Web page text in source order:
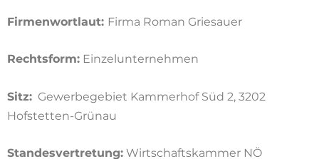
Firmenwortlaut: Firma Roman Griesauer
Rechtsform: Einzelunternehmen
Sitz: Gewerbegebiet Kammerhof Süd 2, 3202
Hofstetten-Grünau
Standesvertretung: Wirtschaftskammer NÖ